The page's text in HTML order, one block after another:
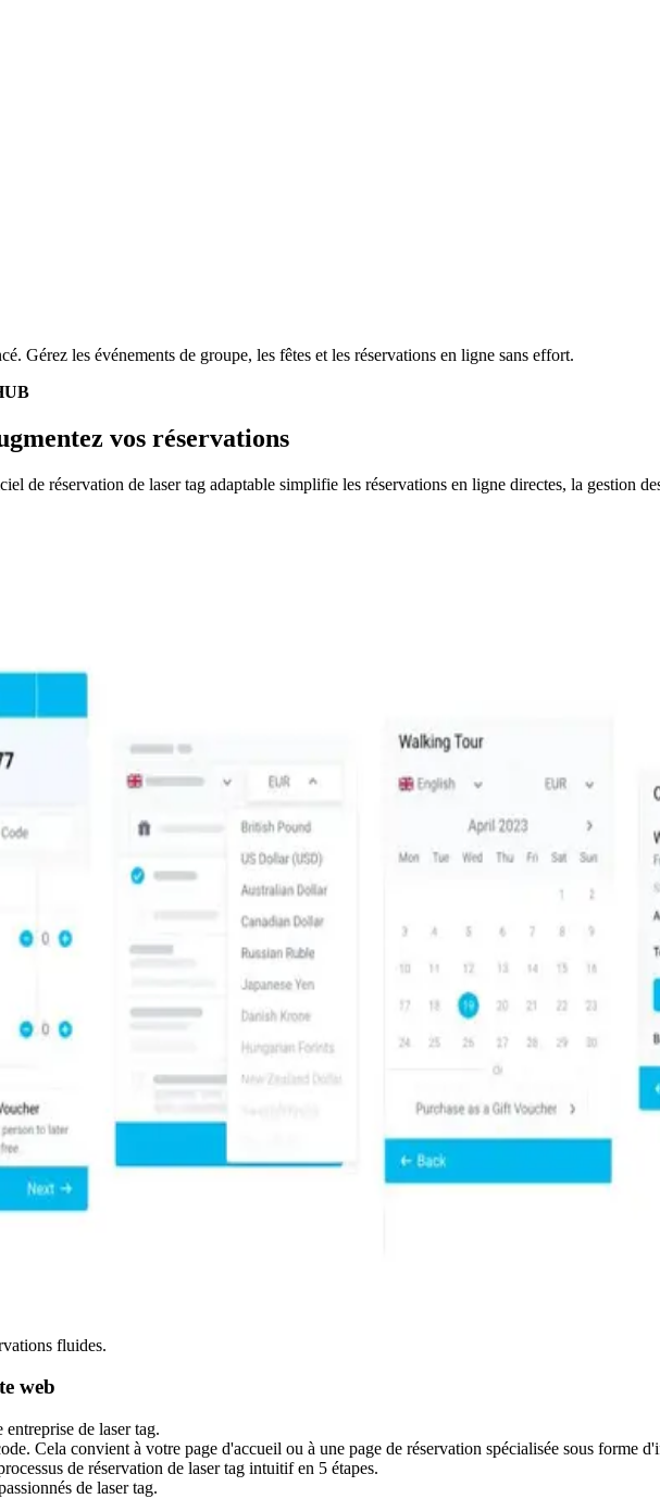
Gérez les événements de groupe, les fêtes et les réservations en ligne sans effort.
vos réservations
de réservation de laser tag adaptable simplifie les réservations en ligne directes, la gestion
fluides.
web
de laser tag.
Cela convient à votre page d'accueil ou à une page de réservation spécialisée sous forme
de réservation de laser tag intuitif en 5 étapes.
de laser tag.